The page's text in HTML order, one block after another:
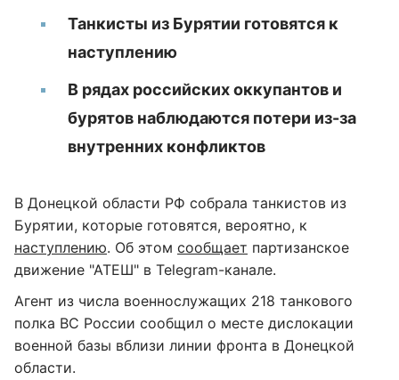
Танкисты из Бурятии готовятся к
наступлению
В рядах российских оккупантов и
бурятов наблюдаются потери из-за
внутренних конфликтов
В Донецкой области РФ собрала танкистов из
Бурятии, которые готовятся, вероятно, к
наступлению. Об этом сообщает партизанское
движение "АТЕШ" в Telegram-канале.
Агент из числа военнослужащих 218 танкового
полка ВС России сообщил о месте дислокации
военной базы вблизи линии фронта в Донецкой
области.